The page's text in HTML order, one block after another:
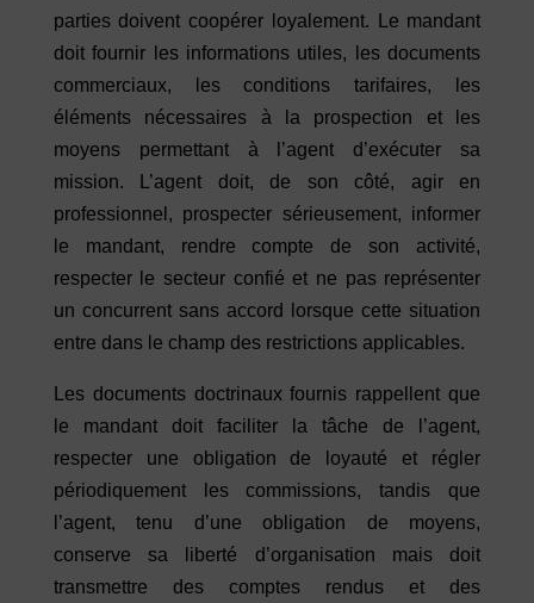
parties doivent coopérer loyalement. Le mandant
doit fournir les informations utiles, les documents
commerciaux, les conditions tarifaires, les
éléments nécessaires à la prospection et les
moyens permettant à l’agent d’exécuter sa
mission. L’agent doit, de son côté, agir en
professionnel, prospecter sérieusement, informer
le mandant, rendre compte de son activité,
respecter le secteur confié et ne pas représenter
un concurrent sans accord lorsque cette situation
entre dans le champ des restrictions applicables.
Les documents doctrinaux fournis rappellent que
le mandant doit faciliter la tâche de l’agent,
respecter une obligation de loyauté et régler
périodiquement les commissions, tandis que
l’agent, tenu d’une obligation de moyens,
conserve sa liberté d’organisation mais doit
transmettre des comptes rendus et des